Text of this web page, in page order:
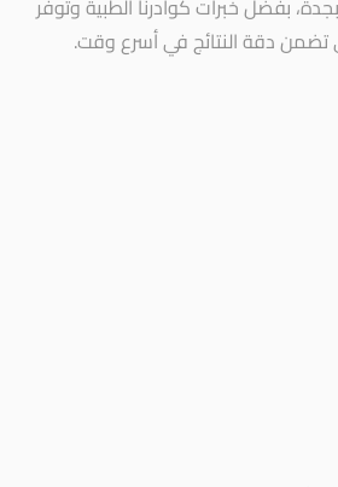
تضمن دقة النتائج في أسرع وقت.